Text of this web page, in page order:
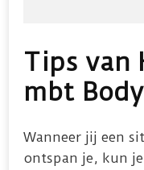
Tips van
mbt
Wanneer jij een
ontspan je, kun